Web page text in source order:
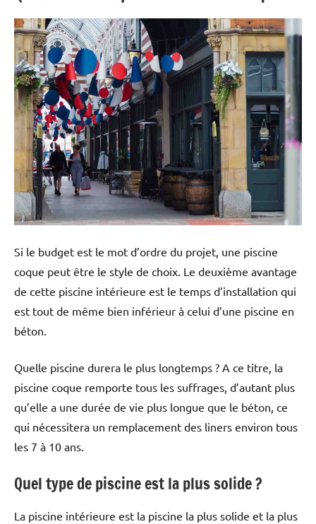
Si le budget est le mot d’ordre du projet, une piscine
coque peut être le style de choix. Le deuxième avantage
de cette piscine intérieure est le temps d’installation qui
est tout de même bien inférieur à celui d’une piscine en
béton.
Quelle piscine durera le plus longtemps ? A ce titre, la
piscine coque remporte tous les suffrages, d’autant plus
qu’elle a une durée de vie plus longue que le béton, ce
qui nécessitera un remplacement des liners environ tous
les 7 à 10 ans.
Quel type de piscine est la plus solide ?
La piscine intérieure est la piscine la plus solide et la plus